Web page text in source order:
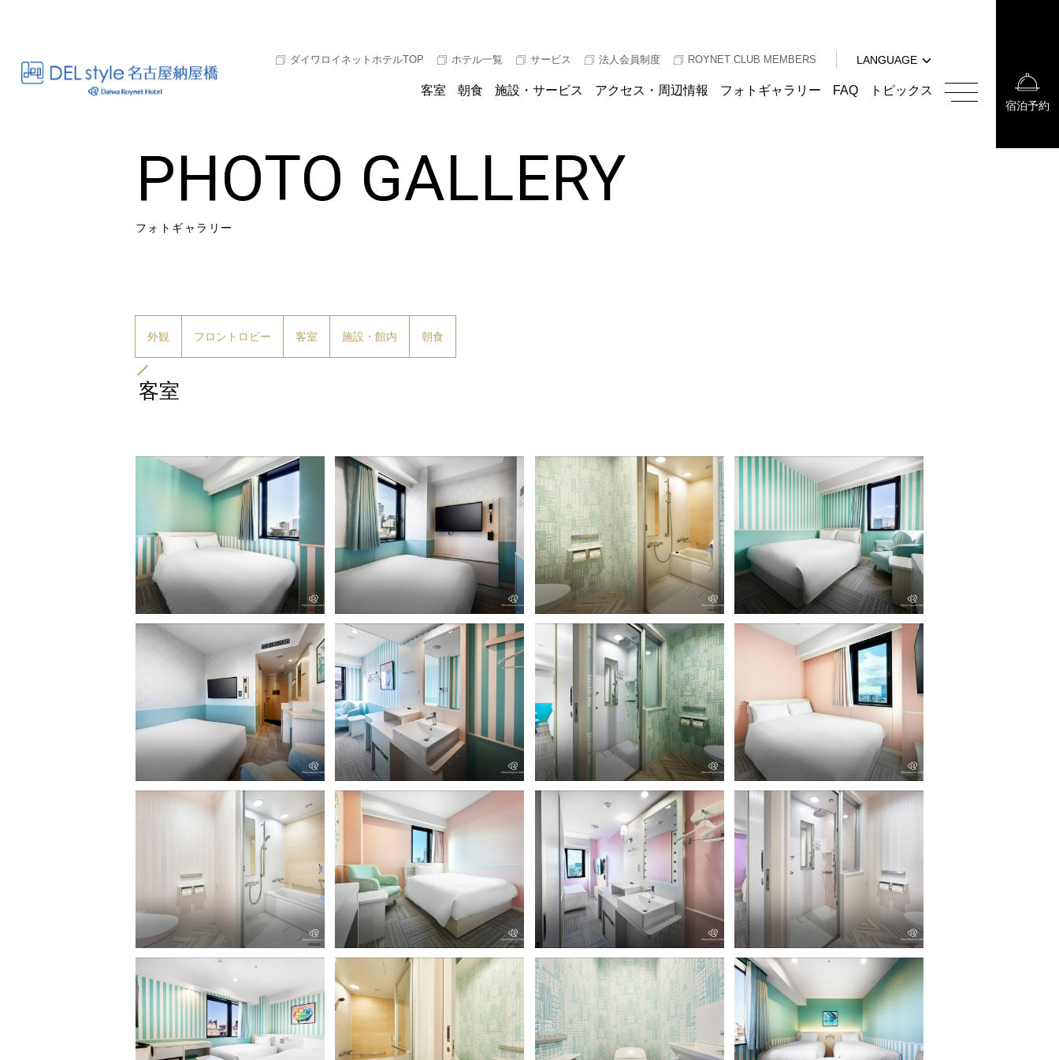
ダイワロイネットホテルTOP ホテル一覧 サービス 法人会員制度 ROYNET CLUB MEMBERS
LANGUAGE
English
客室 朝食 施設・サービス アクセス・周辺情報 フォトギャラリー FAQ トピックス
PHOTO GALLERY
フォトギャラリー
外観 フロントロビー 客室 施設・館内 朝食
客室
スタンダードダブル（バスタイプ）
スタンダードダブル（シャワータイ
レディーススタンダード（バスタイ
スタンダードダブル（バスタイプ）
スタンダードダブル（シャワータイ
レディーススタンダードダブル（シャ
ワータイプ）
スタンダードバスルーム
スタンダードシャワールーム
レディーススタンダード
スタンダードダブル（シャワータイ
レディーススタンダードダブル（バス
タイプ）
レディーススタンダード（シャワー）
한국어
宿泊予約